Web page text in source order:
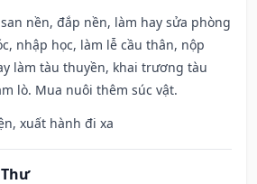
nền, đắp nền, làm hay sửa phòng
nhập học, làm lễ cầu thân, nộp
làm tàu thuyền, khai trương tàu
lò. Mua nuôi thêm súc vật.
xuất hành đi xa